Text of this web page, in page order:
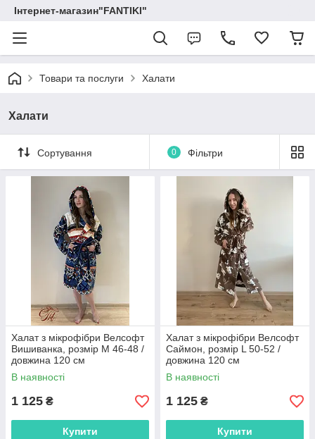
Інтернет-магазин"FANTIKI"
Товари та послуги Халати
Халати
Сортування 0 Фільтри
Халат з мікрофібри Велсофт
Вишиванка, розмір М 46-48 /
довжина 120 см
В наявності
1 125 ₴
Купити
Халат з мікрофібри Велсофт
Саймон, розмір L 50-52 /
довжина 120 см
В наявності
1 125 ₴
Купити